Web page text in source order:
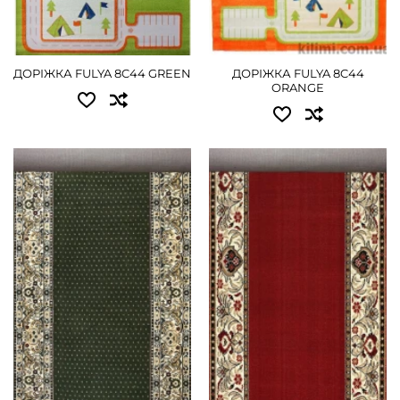
ДОРІЖКА FULYA 8C44 GREEN
ДОРІЖКА FULYA 8C44
ORANGE
Доступні розміри:
0.80x25.00 - 13500 грн
1.00x25.00 - 16875 грн
1.20x25.00 - 20250 грн
1.50x25.00 - 25200 грн
1.80x25.00 - 30375 грн
2.00x25.00 - 33750 грн
Доступні розміри:
0.80x30.00 - 10800 грн
1.00x30.00 - 13500 грн
1.20x30.00 - 16200 грн
1.80x30.00 - 24300 грн
2.00x30.00 - 27000 грн
2.50x30.00 - 33750 грн